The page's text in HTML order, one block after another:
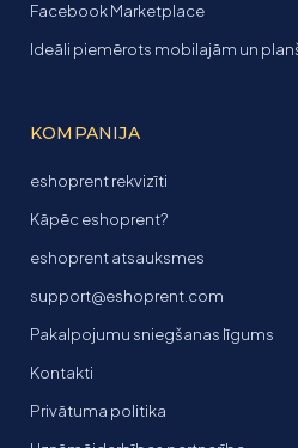
Facebook Marketplace
Ideāli piemērots mobilajām un
KOMPANIJA
eshoprent rekvizīti
Kāpēc eshoprent?
eshoprent atsauksmes
support@eshoprent.com
Pakalpojumu sniegšanas līgums
Kontakti
Privātuma politika